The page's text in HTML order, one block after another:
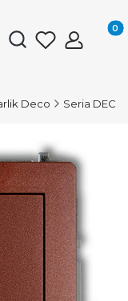
Otwórz
Deco Seria